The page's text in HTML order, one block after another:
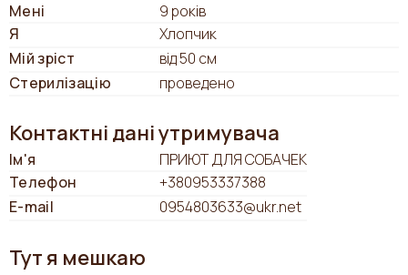
Мені
9 років
Я
Хлопчик
Мій зріст
від 50 см
Стерилізацію
проведено
Контактні дані утримувача
Ім'я
ПРИЮТ ДЛЯ СОБАЧЕК
Телефон
+380953337388
E-mail
0954803633@ukr.net
Тут я мешкаю